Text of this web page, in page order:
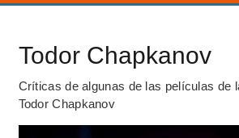
Todor Chapkanov
Críticas de algunas de las películas de
Todor Chapkanov